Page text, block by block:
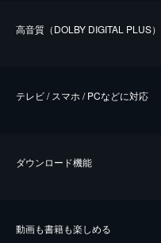
⾼⾳質（DOLBY DIGITAL PLUS）
テレビ / スマホ / PCなどに対応
ダウンロード機能
動画も書籍も楽しめる